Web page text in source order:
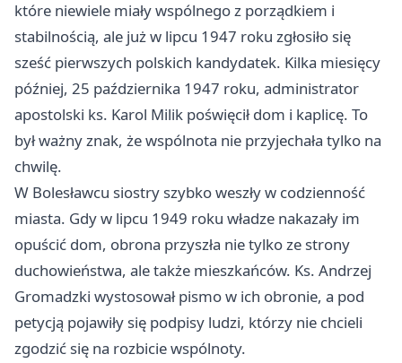
które niewiele miały wspólnego z porządkiem i
stabilnością, ale już w lipcu 1947 roku zgłosiło się
sześć pierwszych polskich kandydatek. Kilka miesięcy
później, 25 października 1947 roku, administrator
apostolski ks. Karol Milik poświęcił dom i kaplicę. To
był ważny znak, że wspólnota nie przyjechała tylko na
chwilę.
W Bolesławcu siostry szybko weszły w codzienność
miasta. Gdy w lipcu 1949 roku władze nakazały im
opuścić dom, obrona przyszła nie tylko ze strony
duchowieństwa, ale także mieszkańców. Ks. Andrzej
Gromadzki wystosował pismo w ich obronie, a pod
petycją pojawiły się podpisy ludzi, którzy nie chcieli
zgodzić się na rozbicie wspólnoty.